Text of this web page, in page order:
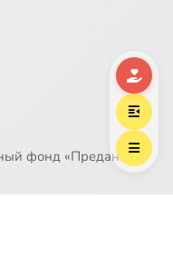
фонд «Предание»